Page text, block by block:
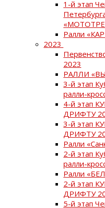
1-й этап
Ралли
2023
2023
РАЛЛИ
3-й этап
ралли-
4-й этап
ДРИФТУ
3-й этап
ДРИФТУ
Ралли
2-й этап
ралли-
Ралли
2-й этап
ДРИФТУ
5-й этап